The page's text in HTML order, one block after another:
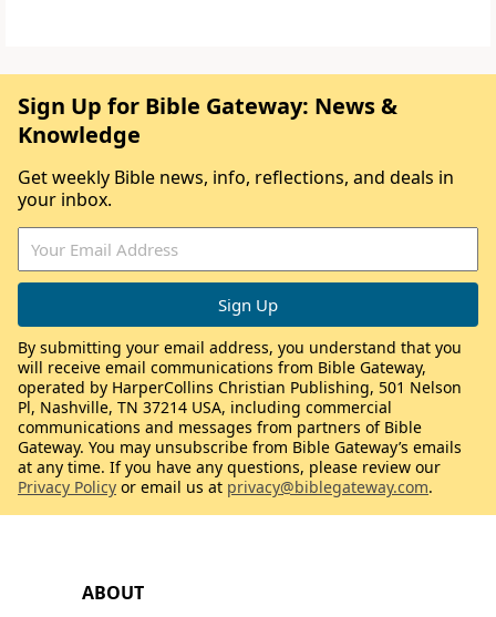
ABOUT
Sign Up for Bible Gateway: News &
Knowledge
Get weekly Bible news, info, reflections, and deals in
your inbox.
By submitting your email address, you understand that you
will receive email communications from Bible Gateway,
operated by HarperCollins Christian Publishing, 501 Nelson
Pl, Nashville, TN 37214 USA, including commercial
communications and messages from partners of Bible
Gateway. You may unsubscribe from Bible Gateway’s emails
at any time. If you have any questions, please review our
Privacy Policy or email us at privacy@biblegateway.com.